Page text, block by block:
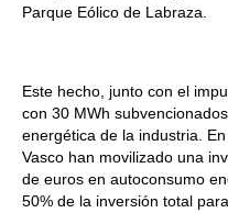
Parque Eólico de Labraza.
Este hecho, junto con el
con 30 MWh
energética de la industria.
Vasco han movilizado una
de euros en autoconsumo
50% de la inversión total